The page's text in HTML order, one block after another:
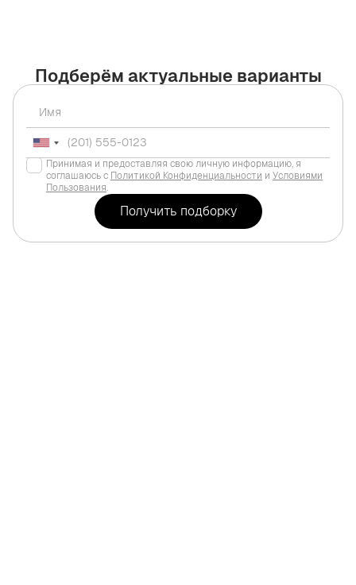
Подберём актуальные варианты
Принимая и предоставляя свою личную информацию, я
соглашаюсь с Политикой Конфиденциальности и Условиями
Пользования.